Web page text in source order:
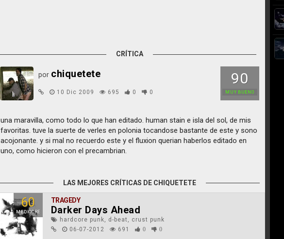
CRÍTICA
90
MUY BUENO
por chiquetete
10 Dic 2009 695 0 0
una maravilla, como todo lo que han editado. human stain e isla del sol, de mis
favoritas. tuve la suerte de verles en polonia tocandose bastante de este y sono
acojonante. y si mal no recuerdo este y el fluxion querian haberlos editado en
uno, como hicieron con el precambrian.
LAS MEJORES CRÍTICAS DE CHIQUETETE
60
MEDIOCRE
TRAGEDY
Darker Days Ahead
hardcore punk, d-beat, crust punk
06-07-2012
691 0 0